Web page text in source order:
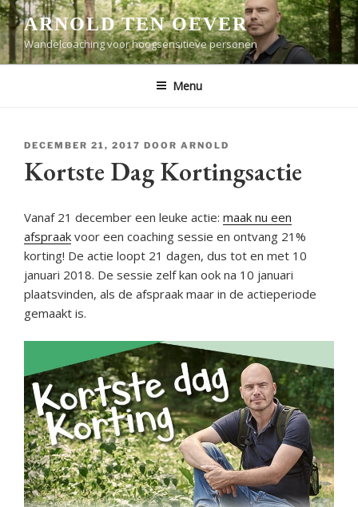
Ga
naar
de
inhoud
ARNOLD TEN OEVER
Wandelcoaching voor hoogsensitieve personen
Menu
GEPLAATST
DECEMBER 21, 2017 DOOR ARNOLD
Kortste Dag Kortingsactie
Vanaf 21 december een leuke actie: maak nu een
afspraak voor een coaching sessie en ontvang 21%
korting! De actie loopt 21 dagen, dus tot en met 10
januari 2018. De sessie zelf kan ook na 10 januari
plaatsvinden, als de afspraak maar in de actieperiode
gemaakt is.